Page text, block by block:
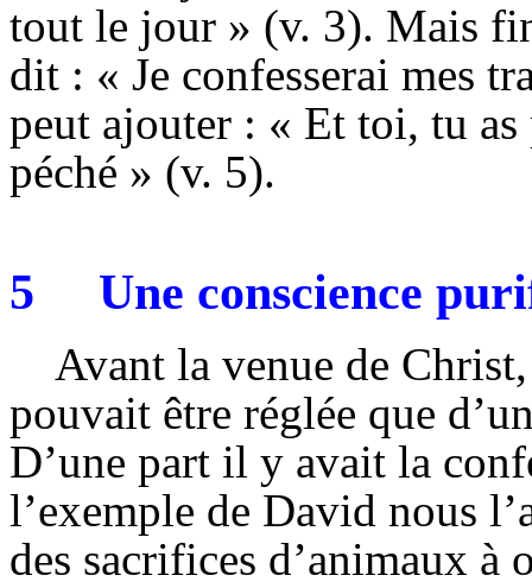
tout le jour » (v. 3). Mais
dit : « Je confesserai mes
peut ajouter : « Et toi, tu
péché » (v. 5).
5 Une conscience
Avant la venue de
pouvait être réglée que
D’une part il y avait la
l’exemple de David nous
des sacrifices d’animaux